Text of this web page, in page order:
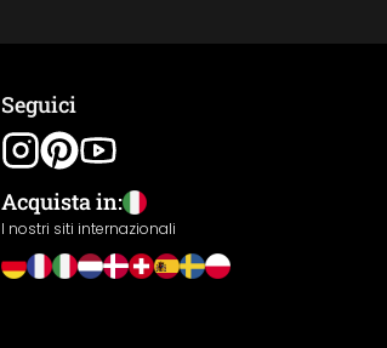
Seguici
Acquista in:
I nostri siti internazionali